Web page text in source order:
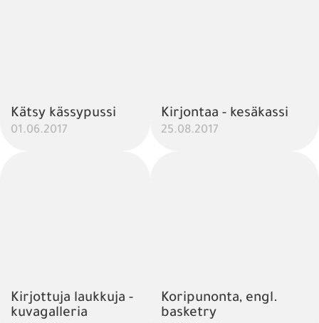
Kätsy kässypussi
01.06.2017
Kirjontaa - kesäkassi
25.08.2017
Kirjottuja laukkuja -
kuvagalleria
Koripunonta, engl.
basketry